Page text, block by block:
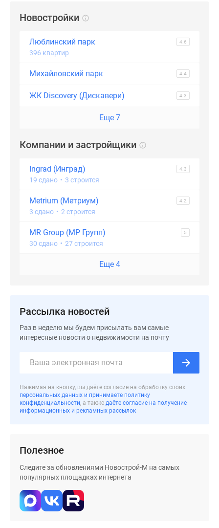
Новостройки
Люблинский парк 4.6
396 квартир
Михайловский парк 4.4
ЖК Discovery (Дискавери) 4.3
Еще 7
Компании и застройщики
Ingrad (Инград) 4.3
19 сдано • 3 строится
Metrium (Метриум) 4.2
3 сдано • 2 строится
MR Group (МР Групп) 5
30 сдано • 27 строится
Еще 4
Рассылка новостей
Раз в неделю мы будем присылать вам самые
интересные новости о недвижимости на почту
Нажимая на кнопку, вы даёте согласие на обработку своих
персональных данных и принимаете политику
конфиденциальности , а также даёте согласие на получение
информационных и рекламных рассылок
Полезное
Следите за обновлениями Новострой-М на самых
популярных площадках интернета